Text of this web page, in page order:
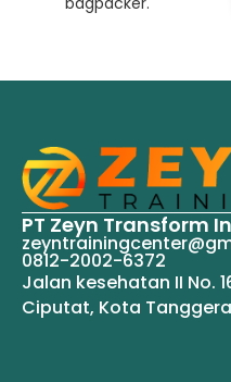
PT Zeyn Transform
0812-2002-6372
Jalan kesehatan II No.
Ciputat, Kota